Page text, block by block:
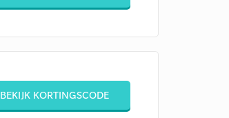
BEKIJK KORTINGSCODE